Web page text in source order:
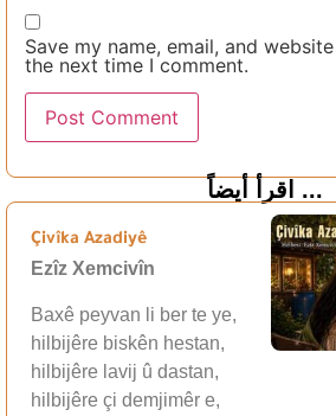
Save my name, email, and
the next time I comment.
اقرأ أيضاً ...
Çivîka Azadiyê
Ezîz Xemcivîn
Baxê peyvan li ber te ye,
hilbijêre biskên hestan,
hilbijêre lavij û dastan,
hilbijêre çi demjimêr e,